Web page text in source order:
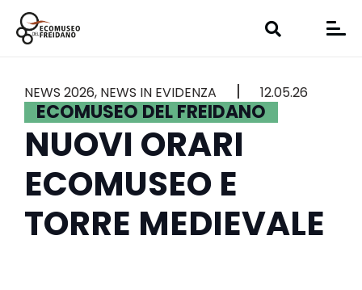
NEWS 2026, NEWS IN EVIDENZA | 12.05.26
ECOMUSEO DEL FREIDANO
NUOVI ORARI
ECOMUSEO E
TORRE MEDIEVALE